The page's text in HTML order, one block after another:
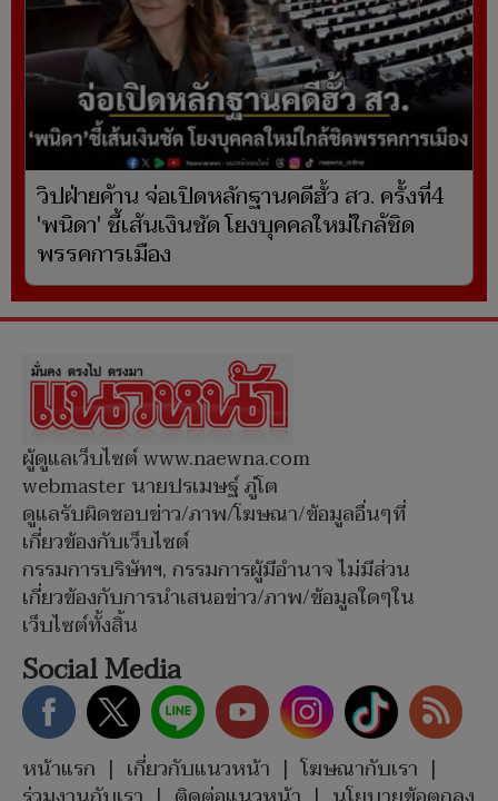
วิปฝ่ายค้าน จ่อเปิดหลักฐานคดีฮั้ว สว. ครั้งที่4
'พนิดา' ชี้เส้นเงินชัด โยงบุคคลใหม่ใกล้ชิด
พรรคการเมือง
ผู้ดูแลเว็บไซต์ www.naewna.com
webmaster นายปรเมษฐ์ ภู่โต
ดูแลรับผิดชอบข่าว/ภาพ/โฆษณา/ข้อมูลอื่นๆที่
เกี่ยวข้องกับเว็บไซต์
กรรมการบริษัทฯ, กรรมการผู้มีอำนาจ ไม่มีส่วน
เกี่ยวข้องกับการนำเสนอข่าว/ภาพ/ข้อมูลใดๆใน
เว็บไซต์ทั้งสิ้น
Social Media
หน้าแรก | เกี่ยวกับแนวหน้า | โฆษณากับเรา |